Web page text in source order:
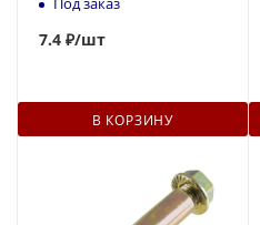
7.4 ₽/шт
В КОРЗИНУ